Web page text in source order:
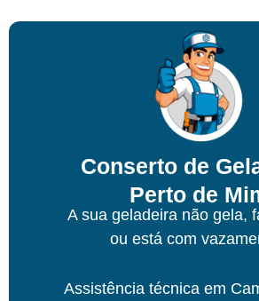
Conserto de
Perto de
A sua geladeira não gela,
ou está com
Assistência técnica em